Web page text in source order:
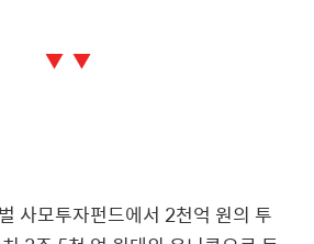
▼ ▼
사모투자펀드에서 2천억 원의 투